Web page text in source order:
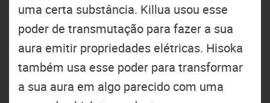
uma certa substância. Killua usou esse
poder de transmutação para fazer a sua
aura emitir propriedades elétricas. Hisoka
também usa esse poder para transformar
a sua aura em algo parecido com uma